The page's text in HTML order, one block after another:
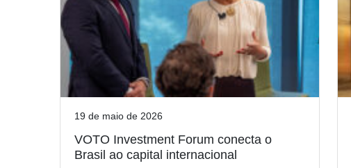
19 de maio de 2026
VOTO Investment Forum conecta o
Brasil ao capital internacional